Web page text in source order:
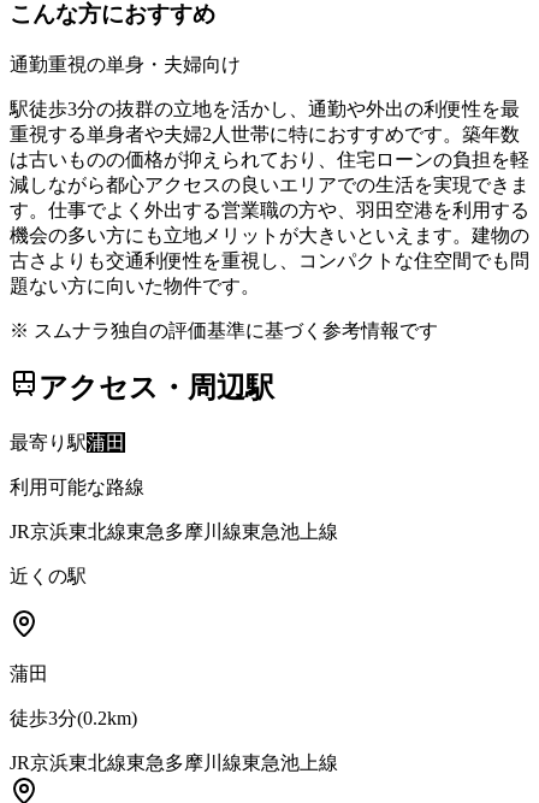
こんな方におすすめ
通勤重視の単身・夫婦向け
駅徒歩3分の抜群の立地を活かし、通勤や外出の利便性を最
重視する単身者や夫婦2人世帯に特におすすめです。築年数
は古いものの価格が抑えられており、住宅ローンの負担を軽
減しながら都心アクセスの良いエリアでの生活を実現できま
す。仕事でよく外出する営業職の方や、羽田空港を利用する
機会の多い方にも立地メリットが大きいといえます。建物の
古さよりも交通利便性を重視し、コンパクトな住空間でも問
題ない方に向いた物件です。
※ スムナラ独自の評価基準に基づく参考情報です
アクセス・周辺駅
最寄り駅蒲田
利用可能な路線
JR京浜東北線東急多摩川線東急池上線
近くの駅
蒲田
徒歩3分(0.2km)
JR京浜東北線東急多摩川線東急池上線